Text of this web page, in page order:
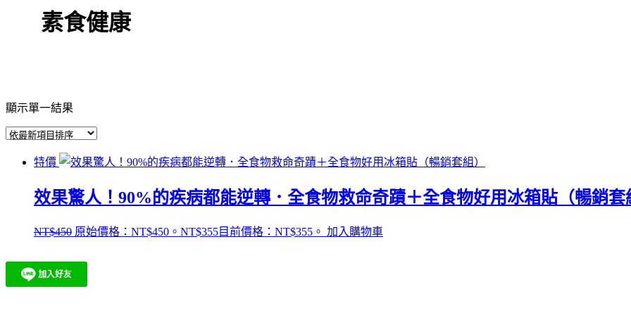
素食健康
顯示單一結果
特價
效果驚人！90%的疾病都能逆轉．全食物救命奇蹟＋全食物好用冰箱貼（暢銷套
NT$450 原始價格：NT$450。 NT$355目前價格：NT$355。 加入購物車